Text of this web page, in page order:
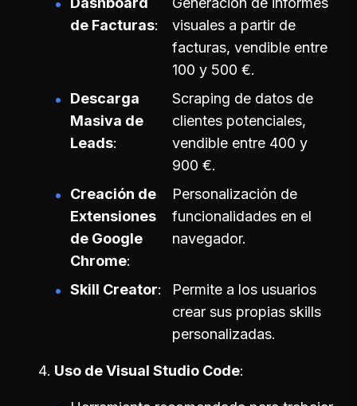
de Facturas
visuales a partir de
facturas, vendible entre
100 y 500 €.
Descarga
Masiva de
Leads
Scraping de datos de
clientes potenciales,
vendible entre 400 y
900 €.
Creación de
Extensiones
de Google
Chrome
Personalización de
funcionalidades en el
navegador.
Skill Creator
Permite a los usuarios
crear sus propias skills
personalizadas.
Uso de Visual Studio Code